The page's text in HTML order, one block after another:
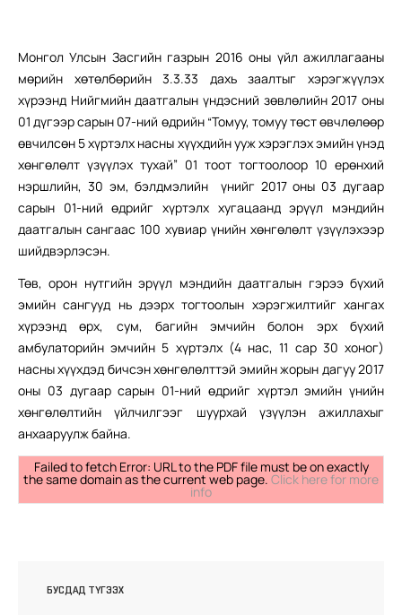
Монгол Улсын Засгийн газрын 2016 оны үйл ажиллагааны
мөрийн хөтөлбөрийн 3.3.33 дахь заалтыг хэрэгжүүлэх
хүрээнд Нийгмийн даатгалын үндэсний зөвлөлийн 2017 оны
01 дүгээр сарын 07-ний өдрийн “Томуу, томуу төст өвчлөлөөр
өвчилсөн 5 хүртэлх насны хүүхдийн ууж хэрэглэх эмийн үнэд
хөнгөлөлт үзүүлэх тухай” 01 тоот тогтоолоор 10 ерөнхий
нэршлийн, 30 эм, бэлдмэлийн үнийг 2017 оны 03 дугаар
сарын 01-ний өдрийг хүртэлх хугацаанд эрүүл мэндийн
даатгалын сангаас 100 хувиар үнийн хөнгөлөлт үзүүлэхээр
шийдвэрлэсэн.
Төв, орон нутгийн эрүүл мэндийн даатгалын гэрээ бүхий
эмийн сангууд нь дээрх тогтоолын хэрэгжилтийг хангах
хүрээнд өрх, сум, багийн эмчийн болон эрх бүхий
амбулаторийн эмчийн 5 хүртэлх (4 нас, 11 сар 30 хоног)
насны хүүхдэд бичсэн хөнгөлөлттэй эмийн жорын дагуу 2017
оны 03 дугаар сарын 01-ний өдрийг хүртэл эмийн үнийн
хөнгөлөлтийн үйлчилгээг шуурхай үзүүлэн ажиллахыг
анхааруулж байна.
Failed to fetch Error: URL to the PDF file must be on exactly
the same domain as the current web page. Click here for more
info
БУСДАД ТҮГЭЭХ